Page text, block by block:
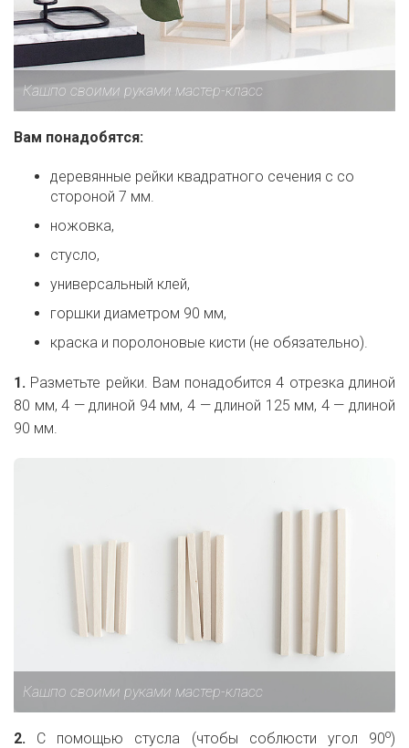
Кашпо своими руками мастер-класс
Вам понадобятся:
деревянные рейки квадратного сечения с со
стороной 7 мм.
ножовка,
стусло,
универсальный клей,
горшки диаметром 90 мм,
краска и поролоновые кисти (не обязательно).
1. Разметьте рейки. Вам понадобится 4 отрезка длиной
80 мм, 4 — длиной 94 мм, 4 — длиной 125 мм, 4 — длиной
90 мм.
Кашпо своими руками мастер-класс
2. С помощью стусла (чтобы соблюсти угол 90o)